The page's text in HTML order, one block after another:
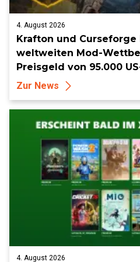
4. August 2026
Krafton und
weltweiten Mod-
Preisgeld von 95.000
Zur News
4. August 2026